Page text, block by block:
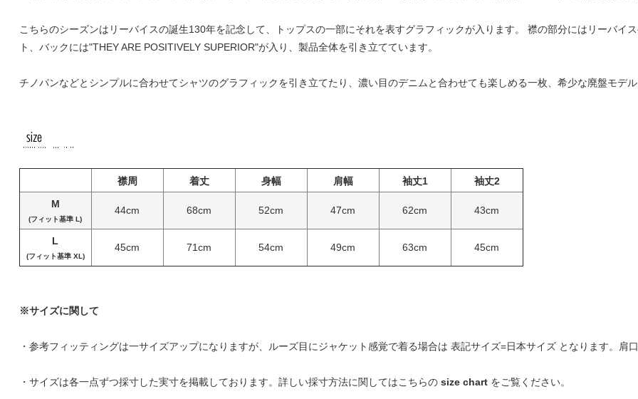
こちらのシーズンはリーバイスの誕生130年を記念して、トップスの一部にそれを表すグラフィックが入ります。 襟の部分にはリーバ
ト、バックには"THEY ARE POSITIVELY SUPERIOR"が入り、製品全体を引き立てています。
チノパンなどとシンプルに合わせてシャツのグラフィックを引き立てたり、濃い目のデニムと合わせても楽しめる一枚、希少な廃盤モデ
襟周 着丈 身幅 肩幅 袖丈1
袖丈2
M
(フィット基準 L)
44cm 68cm 52cm 47cm 62cm 43cm
L
(フィット基準 XL)
45cm 71cm 54cm 49cm 63cm 45cm
※サイズに関して
・参考フィッティングは一サイズアップになりますが、ルーズ目にジャケット感覚で着る場合は 表記サイズ=日本サイズ となります。肩
・サイズは各一点ずつ採寸した実寸を掲載しております。詳しい採寸方法に関してはこちらの size chart をご覧ください。